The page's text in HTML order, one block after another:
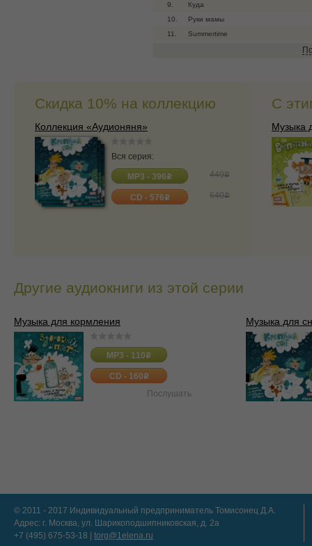
9.
Куда
10.
Руки мамы
11.
Summertime
Скидка 10% на коллекцию
Коллекция «Аудионяня»
Вся серия:
440o
MP3 - 396 o
640o
CD - 576 o
С
Музыка
Другие аудиокниги из этой серии
Музыка для кормления
MP3 - 110 o
CD - 160 o
Послушать
Музыка для
© 2011 - 2017 Индивидуальный предприниматель Томисонец Д.А.
Адрес: г. Москва, ул. Шарикоподшипниковская, д. 2а
+7 (495) 675-53-18 | torg@1elena.ru